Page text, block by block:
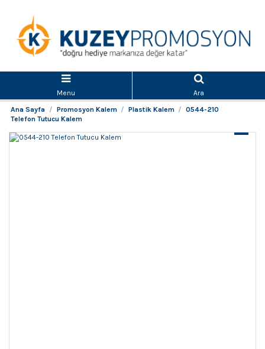
Menu
Ara
Ana Sayfa
Promosyon Kalem Plastik Kalem
0544-210
Telefon Tutucu Kalem